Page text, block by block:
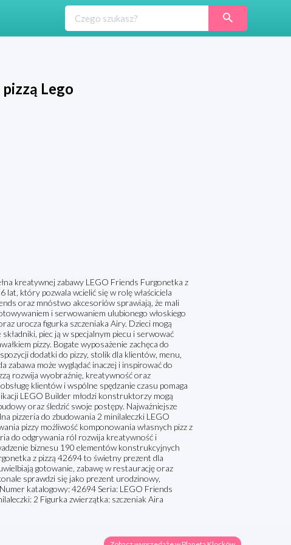
Lego
kreatywnej zabawy LEGO Friends Furgonetka z
który pozwala wcielić się w rolę właściciela
oraz mnóstwo akcesoriów sprawiają, że mali
i serwowaniem ulubionego włoskiego
urocza figurka szczeniaka Airy. Dzieci mogą
piec ją w specjalnym piecu i serwować
pizzy. Bogate wyposażenie zachęca do
dodatki do pizzy, stolik dla klientów, menu,
zabawa może wyglądać inaczej i inspirować do
rozwija wyobraźnię, kreatywność oraz
klientów i wspólne spędzanie czasu pomaga
LEGO Builder młodzi konstruktorzy mogą
oraz śledzić swoje postępy. Najważniejsze
pizzeria do zbudowania 2 minilaleczki LEGO
pizzy możliwość komponowania własnych pizz z
do odgrywania ról rozwija kreatywność i
biznesu 190 elementów konstrukcyjnych
z pizzą 42694 to świetny prezent dla
gotowanie, zabawę w restaurację oraz
sprawdzi się jako prezent urodzinowy,
katalogowy: 42694 Seria: LEGO Friends
2 Figurka zwierzątka: szczeniak Aira